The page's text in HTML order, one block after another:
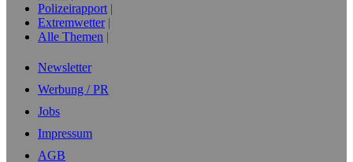
Polizeirapport
Extremwetter
Alle Themen
Newsletter
Werbung / PR
Jobs
Impressum
AGB